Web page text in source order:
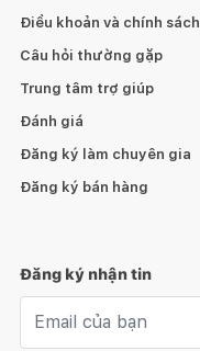
Điều khoản và chính sách
Câu hỏi thường gặp
Trung tâm trợ giúp
Đánh giá
Đăng ký làm chuyên gia
Đăng ký bán hàng
Đăng ký nhận tin